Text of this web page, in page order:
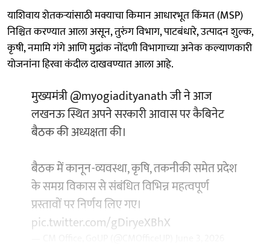
याशिवाय शेतकऱ्यांसाठी मक्याचा किमान आधारभूत किंमत (MSP)
निश्चित करण्यात आला असून, तुरुंग विभाग, पाटबंधारे, उत्पादन शुल्क,
कृषी, नमामि गंगे आणि मुद्रांक नोंदणी विभागाच्या अनेक कल्याणकारी
योजनांना हिरवा कंदील दाखवण्यात आला आहे.
मुख्यमंत्री@myogiadityanathजी ने आज
लखनऊ स्थित अपने सरकारी आवास पर कैबिनेट
बैठक की अध्यक्षता की।
बैठक में कानून-व्यवस्था, कृषि, तकनीकी समेत प्रदेश
के समग्र विकास से संबंधित विभिन्न महत्वपूर्ण
प्रस्तावों पर निर्णय लिए गए।
pic.twitter.com/gDiryeXBhX